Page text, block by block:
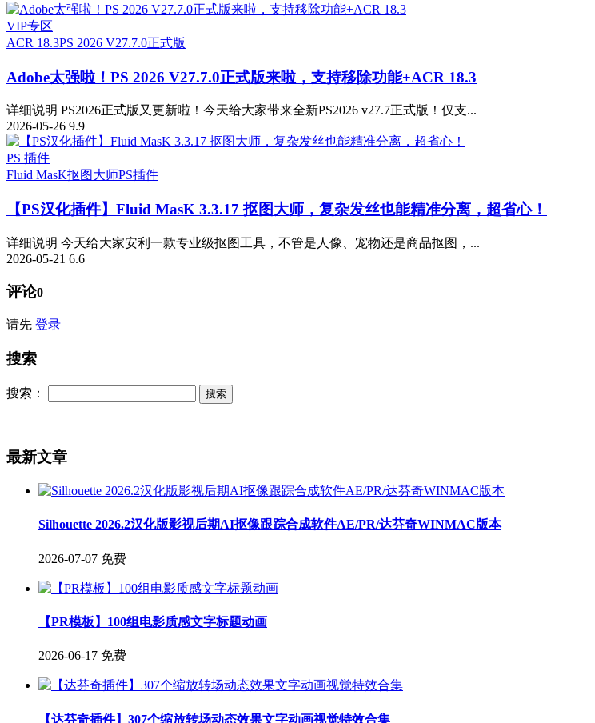
VIP专区
ACR 18.3PS 2026 V27.7.0正式版
Adobe太强啦！PS 2026 V27.7.0正式版来啦，支持移除功能+ACR 18.3
详细说明 PS2026正式版又更新啦！今天给大家带来全新PS2026 v27.7正式版！仅支...
2026-05-26 9.9
PS 插件
Fluid MasK抠图大师PS插件
【PS汉化插件】Fluid MasK 3.3.17 抠图大师，复杂发丝也能精准分离，超省心！
详细说明 今天给大家安利一款专业级抠图工具，不管是人像、宠物还是商品抠图，...
2026-05-21 6.6
评论0
请先 登录
搜索
搜索：
最新文章
Silhouette 2026.2汉化版影视后期AI抠像跟踪合成软件AE/PR/达芬奇WINMAC版本
2026-07-07 免费
【PR模板】100组电影质感文字标题动画
2026-06-17 免费
【达芬奇插件】307个缩放转场动态效果文字动画视觉特效合集